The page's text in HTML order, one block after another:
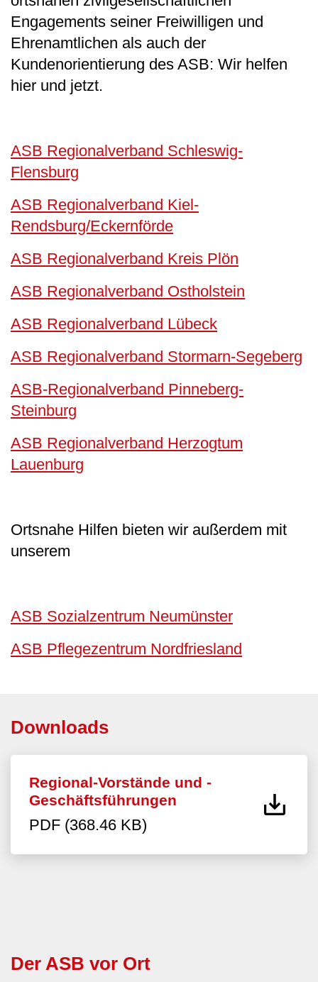
Engagements seiner Freiwilligen und
Ehrenamtlichen als auch der
Kundenorientierung des ASB: Wir helfen
hier und jetzt.
ASB Regionalverband Schleswig-
Flensburg
ASB Regionalverband Kiel-
Rendsburg/Eckernförde
ASB Regionalverband Kreis Plön
ASB Regionalverband Ostholstein
ASB Regionalverband Lübeck
ASB Regionalverband Stormarn-Segeberg
ASB-Regionalverband Pinneberg-
Steinburg
ASB Regionalverband Herzogtum
Lauenburg
Ortsnahe Hilfen bieten wir außerdem mit
unserem
ASB Sozialzentrum Neumünster
ASB Pflegezentrum Nordfriesland
Downloads
Regional-Vorstände und -
Geschäftsführungen
PDF (368.46 KB)
Der ASB vor Ort